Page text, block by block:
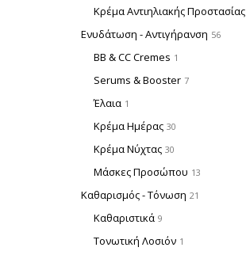
Κρέμα Αντιηλιακής Προστασίας
Ενυδάτωση - Αντιγήρανση 56
BB & CC Cremes 1
Serums & Booster 7
Έλαια 1
Κρέμα Ημέρας 30
Κρέμα Νύχτας 30
Μάσκες Προσώπου 13
Καθαρισμός - Τόνωση 21
Καθαριστικά 9
Τονωτική Λοσιόν 1